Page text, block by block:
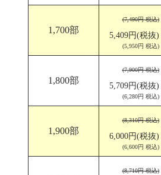
1,700部
(7,490円 税込)
5,409円(税抜)
(5,950円 税込)
1,800部
(7,900円 税込)
5,709円(税抜)
(6,280円 税込)
1,900部
(8,310円 税込)
6,000円(税抜)
(6,600円 税込)
(8,710円 税込)